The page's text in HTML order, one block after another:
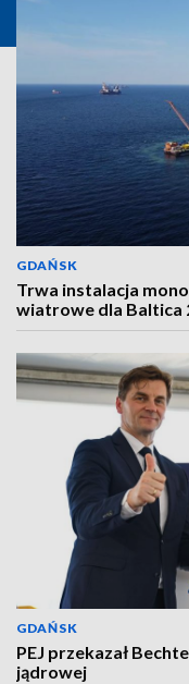
GDAŃSK
Trwa instalacja
wiatrowe dla Baltica
GDAŃSK
PEJ przekazał
jądrowej